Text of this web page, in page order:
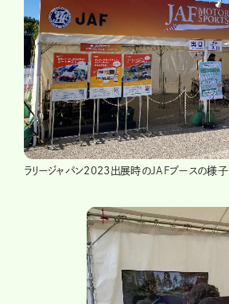
ラリージャパン2023出展時のJAFブースの様子